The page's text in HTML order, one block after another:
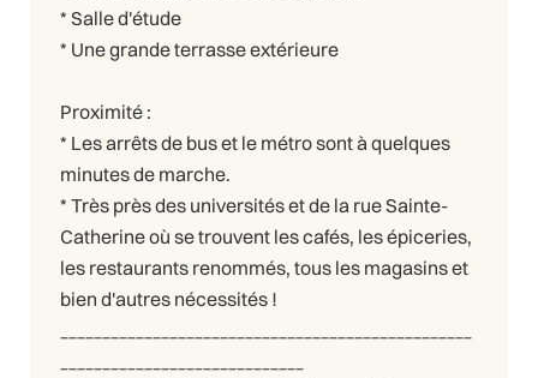
* Salle d'étude
* Une grande terrasse extérieure
Proximité :
* Les arrêts de bus et le métro sont à quelques
minutes de marche.
* Très près des universités et de la rue Sainte-
Catherine où se trouvent les cafés, les épiceries,
les restaurants renommés, tous les magasins et
bien d'autres nécessités !